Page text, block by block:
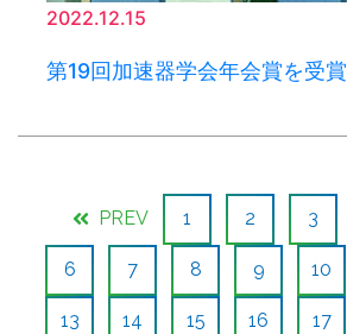
2022.12.15
第19回加速器学会年会賞を受賞
PREV 1 2 3
6 7 8 9 10
13 14 15 16 17